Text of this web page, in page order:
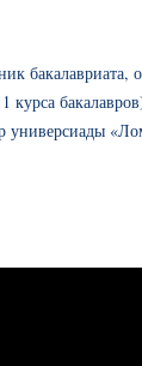
бакалавриата,
курса
универсиады